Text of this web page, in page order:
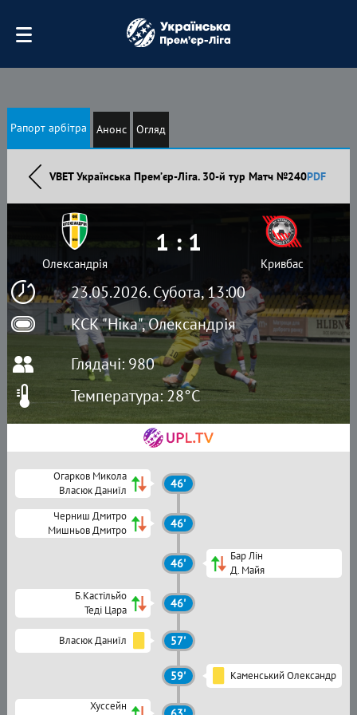
Рапорт арбітра Анонс Огляд
VBET Українська Премʼєр-Ліга. 30-й тур Матч №240PDF
23.05.2026. Субота, 13:00
КСК "Ніка", Олександрія
Олександрія
1 : 1
Кривбас
Глядачі: 980
Температура: 28°C
Огарков Микола
Власюк Даниїл
46'
Черниш Дмитро
Мишньов Дмитро
46'
46'
Бар Лін
Д. Майя
Б.Кастільйо
Теді Цара
46'
Власюк Даниїл 57'
59' Каменський Олександр
Хуссейн